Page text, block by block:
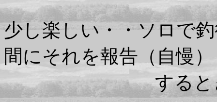
少し楽しい・・ソロで
間にそれを報告（自慢）
するとき